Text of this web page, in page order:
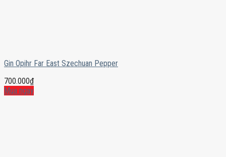
Gin Opihr Far East Szechuan Pepper
700.000₫
Mua ngay